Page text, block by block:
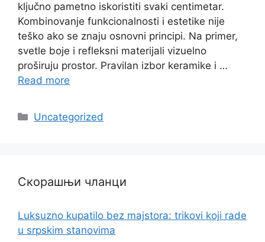
ključno pametno iskoristiti svaki centimetar.
Kombinovanje funkcionalnosti i estetike nije
teško ako se znaju osnovni principi. Na primer,
svetle boje i refleksni materijali vizuelno
proširuju prostor. Pravilan izbor keramike i …
Read more
Categories
Uncategorized
Скорашњи чланци
Luksuzno kupatilo bez majstora: trikovi koji rade
u srpskim stanovima